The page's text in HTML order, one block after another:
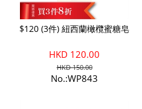
$120 (3件) 紐西蘭橄欖蜜糖皂
HKD 120.00
HKD 150.00
No.:WP843